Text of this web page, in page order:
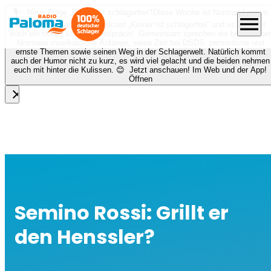
🎙️✨ Neue Folge „Keiner ist schlagerfrei“!
Diese Woche ist Norman Langen
bei Nora zu Gast beim Podcast „Keiner ist schlagerfrei“ und es erwartet
euch ein richtig schönes Gespräch! Gemeinsam sprechen die beiden über
Normans musikalische Anfänge, seine Zeit bei DSDS, persönliche und
ernste Themen sowie seinen Weg in der Schlagerwelt. Natürlich kommt
auch der Humor nicht zu kurz, es wird viel gelacht und die beiden nehmen
euch mit hinter die Kulissen. 😊 Jetzt anschauen! Im Web und der App!
Öffnen
close
menu
Semino Rossi: Grillt er
den Henssler?